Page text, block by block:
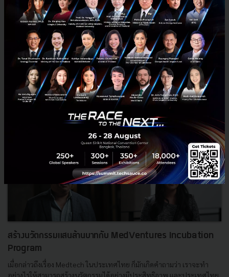
ประสบปัญหาใหญ่และฝังรากลึก คือคนในองค์กรบางส่วนไม่สามารถเป...
มีนาคม 29, 2021| ByTechsauce Team
Saucy Thoughts นวัตกรรม digital-transformation
สร้างนวัตกรรมแสนล้านบาทกับ MedVentures Incubation
Program
เมื่อกล่าวถึงเรื่อง Medtech ในประเทศไทย ก็มักเกิดคำถามว่า เราจะทำ
อย่างไรให้สามารถสร้างนวัตกรรมได้อย่างมีประสิทธิภาพ และประเทศไทย